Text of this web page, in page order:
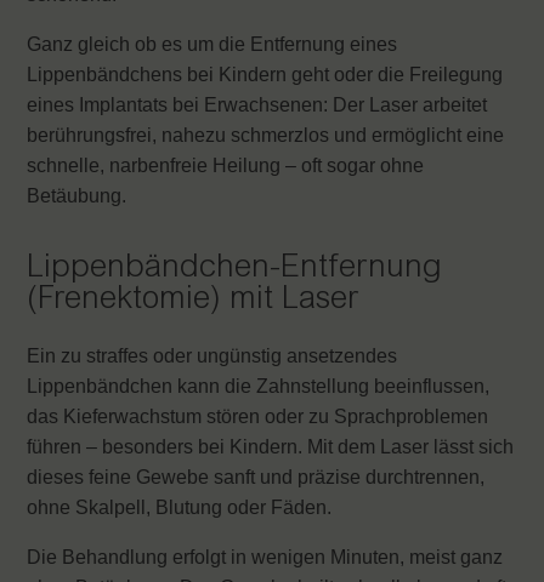
Ganz gleich ob es um die Entfernung eines
Lippenbändchens bei Kindern geht oder die Freilegung
eines Implantats bei Erwachsenen: Der Laser arbeitet
berührungsfrei, nahezu schmerzlos und ermöglicht eine
schnelle, narbenfreie Heilung – oft sogar ohne
Betäubung.
Lippenbändchen-Entfernung
(Frenektomie) mit Laser
Ein zu straffes oder ungünstig ansetzendes
Lippenbändchen kann die Zahnstellung beeinflussen,
das Kieferwachstum stören oder zu Sprachproblemen
führen – besonders bei Kindern. Mit dem Laser lässt sich
dieses feine Gewebe sanft und präzise durchtrennen,
ohne Skalpell, Blutung oder Fäden.
Die Behandlung erfolgt in wenigen Minuten, meist ganz